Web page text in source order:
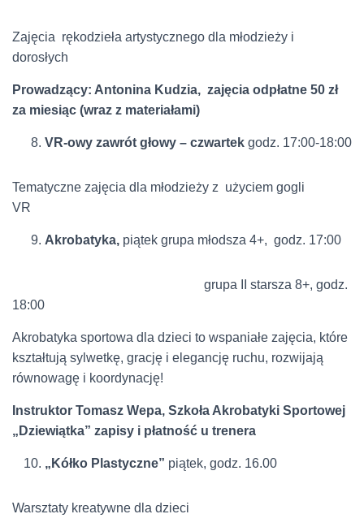
Zajęcia rękodzieła artystycznego dla młodzieży i
dorosłych
Prowadzący: Antonina Kudzia, zajęcia odpłatne 50 zł
za miesiąc (wraz z materiałami)
VR-owy zawrót głowy – czwartek godz. 17:00-18:00
Tematyczne zajęcia dla młodzieży z użyciem gogli
VR
Akrobatyka, piątek grupa młodsza 4+, godz. 17:00
grupa II starsza 8+, godz.
18:00
Akrobatyka sportowa dla dzieci to wspaniałe zajęcia, które
kształtują sylwetkę, grację i elegancję ruchu, rozwijają
równowagę i koordynację!
Instruktor Tomasz Wepa, Szkoła Akrobatyki Sportowej
„Dziewiątka” zapisy i płatność u trenera
„Kółko Plastyczne” piątek, godz. 16.00
Warsztaty kreatywne dla dzieci